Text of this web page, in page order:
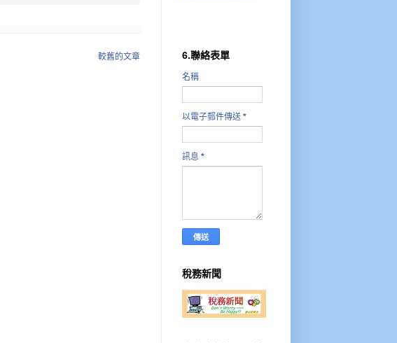
較舊的文章 6.聯絡表單
名稱
以電子郵件傳送 *
訊息 *
稅務新聞